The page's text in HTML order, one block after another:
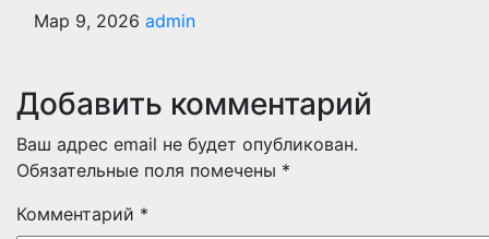
Мар 9, 2026 admin
Добавить комментарий
Ваш адрес email не будет опубликован.
Обязательные поля помечены *
Комментарий *